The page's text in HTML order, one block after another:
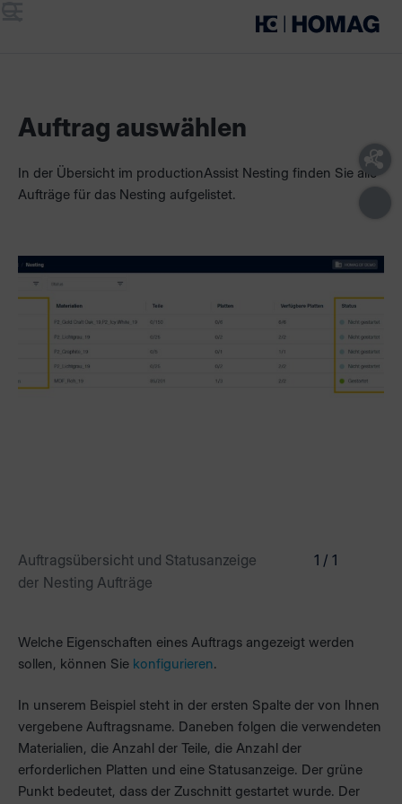
Auftrag auswählen
In der Übersicht im productionAssist Nesting finden Sie alle
Aufträge für das Nesting aufgelistet.
Auftragsübersicht und Statusanzeige
der Nesting Aufträge
1 / 1
Welche Eigenschaften eines Auftrags angezeigt werden
sollen, können Sie konfigurieren.
In unserem Beispiel steht in der ersten Spalte der von Ihnen
vergebene Auftragsname. Daneben folgen die verwendeten
Materialien, die Anzahl der Teile, die Anzahl der
erforderlichen Platten und eine Statusanzeige. Der grüne
Punkt bedeutet, dass der Zuschnitt gestartet wurde. Der